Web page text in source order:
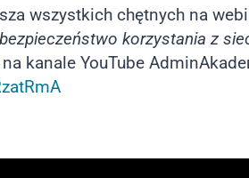
wszystkich chętnych na
korzystania z
kanale YouTube